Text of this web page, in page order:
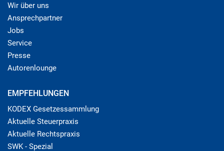
Wir über uns
Ansprechpartner
Jobs
Service
Presse
Autorenlounge
EMPFEHLUNGEN
KODEX Gesetzessammlung
Aktuelle Steuerpraxis
Aktuelle Rechtspraxis
SWK - Spezial